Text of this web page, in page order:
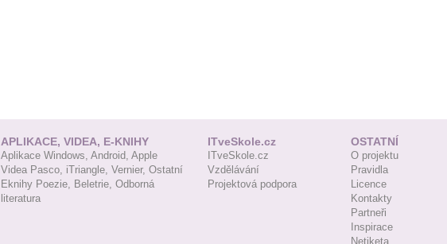
APLIKACE, VIDEA, E-KNIHY
Aplikace Windows, Android, Apple
Videa Pasco, iTriangle, Vernier, Ostatní
Eknihy Poezie, Beletrie, Odborná
literatura
ITveSkole.cz
ITveSkole.cz
Vzdělávání
Projektová podpora
OSTATNÍ
O projektu
Pravidla
Licence
Kontakty
Partneři
Inspirace
Netiketa